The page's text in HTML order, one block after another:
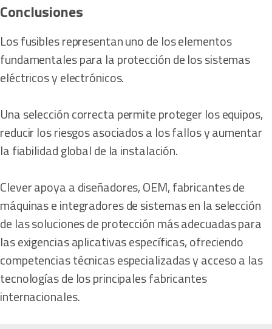
Conclusiones
Los fusibles representan uno de los elementos
fundamentales para la protección de los sistemas
eléctricos y electrónicos.
Una selección correcta permite proteger los equipos,
reducir los riesgos asociados a los fallos y aumentar
la fiabilidad global de la instalación.
Clever apoya a diseñadores, OEM, fabricantes de
máquinas e integradores de sistemas en la selección
de las soluciones de protección más adecuadas para
las exigencias aplicativas específicas, ofreciendo
competencias técnicas especializadas y acceso a las
tecnologías de los principales fabricantes
internacionales.